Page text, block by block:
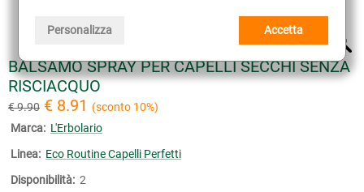
Personalizza Accetta
BALSAMO SPRAY PER CAPELLI SECCHI SENZA
RISCIACQUO
€ 9.90 € 8.91 (sconto 10%)
Marca: L'Erbolario
Linea: Eco Routine Capelli Perfetti
Disponibilità: 2